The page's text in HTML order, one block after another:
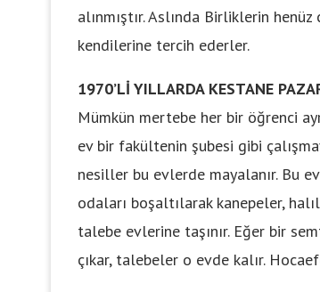
alınmıştır. Aslında Birliklerin
kendilerine tercih ederler.
1970’Lİ YILLARDA KESTANE
Mümkün mertebe her bir öğrenci
ev bir fakültenin şubesi gibi
nesiller bu evlerde mayalanır. Bu
odaları boşaltılarak kanepeler,
talebe evlerine taşınır. Eğer bir
çıkar, talebeler o evde kalır.